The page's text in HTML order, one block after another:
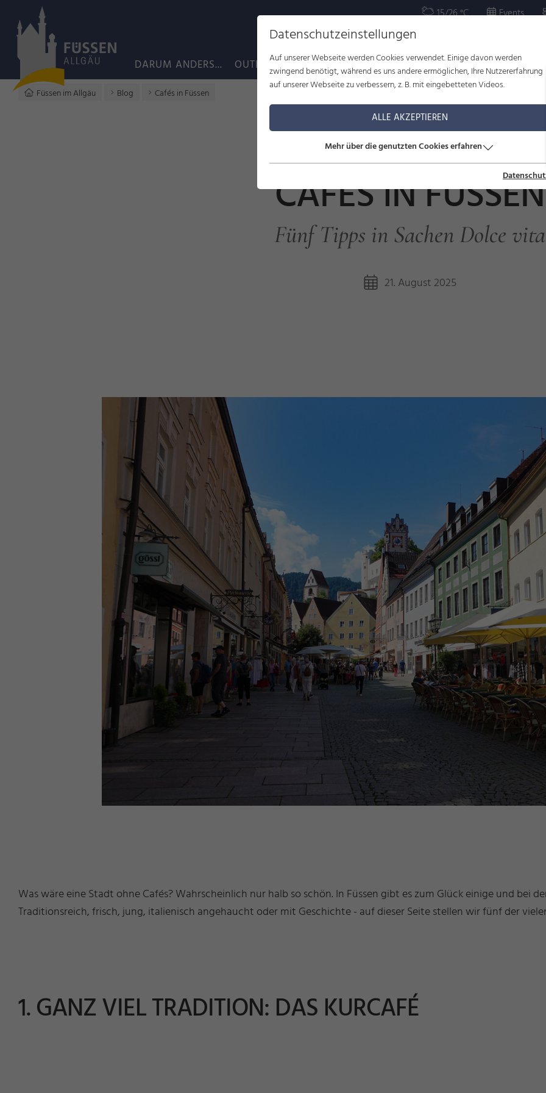
15/26 °C Events
DARUM ANDERS... OUTDOOR KULTUR WOHLBEFINDEN FAMILIE SERVICE
Füssen im Allgäu Blog Cafés in Füssen
CAFÉS IN FÜSSEN
Fünf Tipps in Sachen Dolce vita
21. August 2025
Was wäre eine Stadt ohne Cafés? Wahrscheinlich nur halb so schön. In Füssen gibt es zum Glück einige und bei
Traditionsreich, frisch, jung, italienisch angehaucht oder mit Geschichte - auf dieser Seite stellen wir fünf der
1. GANZ VIEL TRADITION: DAS KURCAFÉ
Datenschutzeinstellungen
Auf unserer Webseite werden Cookies verwendet. Einige davon werden
zwingend benötigt, während es uns andere ermöglichen, Ihre Nutzererfahrung
auf unserer Webseite zu verbessern, z. B. mit eingebetteten Videos.
ALLE AKZEPTIEREN
Mehr über die genutzten Cookies erfahren